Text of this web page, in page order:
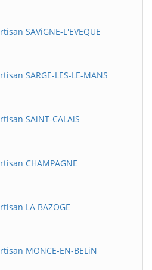
SAViGNE-L'EVEQUE
SARGE-LES-LE-MANS
SAiNT-CALAiS
CHAMPAGNE
LA BAZOGE
MONCE-EN-BELiN